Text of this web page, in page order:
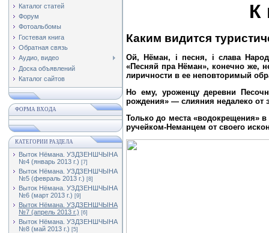
Каталог статей
Форум
Фотоальбомы
Гостевая книга
Обратная связь
Аудио, видео
Доска объявлений
Каталог сайтов
ФОРМА ВХОДА
КАТЕГОРИИ РАЗДЕЛА
Выток Нёмана. УЗДЗЕНШЧЫНА
№4 (январь 2013 г.) [7]
Выток Нёмана. УЗДЗЕНШЧЫНА
№5 (февраль 2013 г.) [8]
Выток Нёмана. УЗДЗЕНШЧЫНА
№6 (март 2013 г.) [9]
Выток Нёмана. УЗДЗЕНШЧЫНА
№7 (апрель 2013 г.) [6]
Выток Нёмана. УЗДЗЕНШЧЫНА
№8 (май 2013 г.) [5]
К
Каким видится
Ой, Нёман, і песня, і слава
«Песняй пра Нёман», конечно же,
лиричности в ее неповторимый
Но ему, уроженцу деревни
рождения» — слияния недалеко от
Только до места «водокрещения»
ручейком-Неманцем от своего